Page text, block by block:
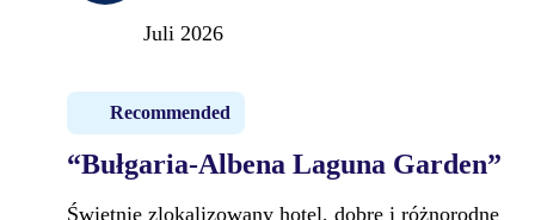
Juli 2026
Recommended
“Bułgaria-Albena Laguna Garden”
Świetnie zlokalizowany hotel, dobre i różnorodne